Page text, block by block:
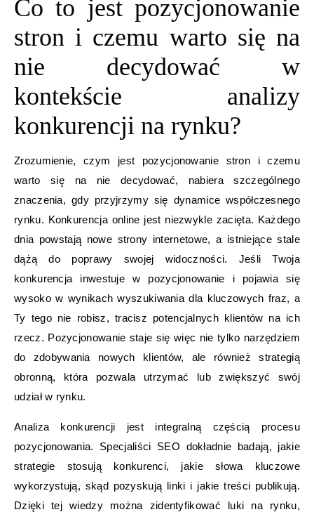
Co to jest pozycjonowanie
stron i czemu warto się na
nie decydować w
kontekście analizy
konkurencji na rynku?
Zrozumienie, czym jest pozycjonowanie stron i czemu
warto się na nie decydować, nabiera szczególnego
znaczenia, gdy przyjrzymy się dynamice współczesnego
rynku. Konkurencja online jest niezwykle zacięta. Każdego
dnia powstają nowe strony internetowe, a istniejące stale
dążą do poprawy swojej widoczności. Jeśli Twoja
konkurencja inwestuje w pozycjonowanie i pojawia się
wysoko w wynikach wyszukiwania dla kluczowych fraz, a
Ty tego nie robisz, tracisz potencjalnych klientów na ich
rzecz. Pozycjonowanie staje się więc nie tylko narzędziem
do zdobywania nowych klientów, ale również strategią
obronną, która pozwala utrzymać lub zwiększyć swój
udział w rynku.
Analiza konkurencji jest integralną częścią procesu
pozycjonowania. Specjaliści SEO dokładnie badają, jakie
strategie stosują konkurenci, jakie słowa kluczowe
wykorzystują, skąd pozyskują linki i jakie treści publikują.
Dzięki tej wiedzy można zidentyfikować luki na rynku,